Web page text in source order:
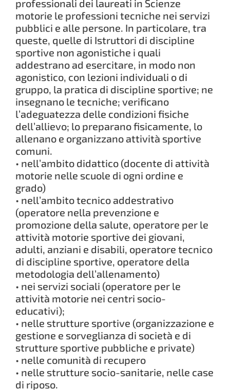
professionali dei laureati in Scienze
motorie le professioni tecniche nei servizi
pubblici e alle persone. In particolare, tra
queste, quelle di Istruttori di discipline
sportive non agonistiche i quali
addestrano ad esercitare, in modo non
agonistico, con lezioni individuali o di
gruppo, la pratica di discipline sportive; ne
insegnano le tecniche; verificano
l’adeguatezza delle condizioni fisiche
dell’allievo; lo preparano fisicamente, lo
allenano e organizzano attività sportive
comuni.
• nell’ambito didattico (docente di attività
motorie nelle scuole di ogni ordine e
grado)
• nell’ambito tecnico addestrativo
(operatore nella prevenzione e
promozione della salute, operatore per le
attività motorie sportive dei giovani,
adulti, anziani e disabili, operatore tecnico
di discipline sportive, operatore della
metodologia dell’allenamento)
• nei servizi sociali (operatore per le
attività motorie nei centri socio-
educativi);
• nelle strutture sportive (organizzazione e
gestione e sorveglianza di società e di
strutture sportive pubbliche e private)
• nelle comunità di recupero
• nelle strutture socio-sanitarie, nelle case
di riposo.